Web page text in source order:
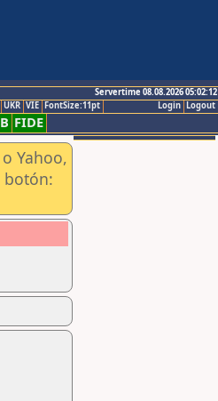
Servertime 08.08.2026 05:02:12
Logout
Login
UKR VIE FontSize:11pt
FIDE
Yahoo,
botón: